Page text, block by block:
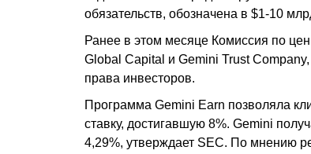
обязательств, обозначена в $1-10
Ранее в этом месяце Комиссия по
Global Capital и Gemini Trust
права инвесторов.
Программа Gemini Earn позволяла
ставку, достигавшую 8%. Gemini
4,29%, утверждает SEC. По мнению